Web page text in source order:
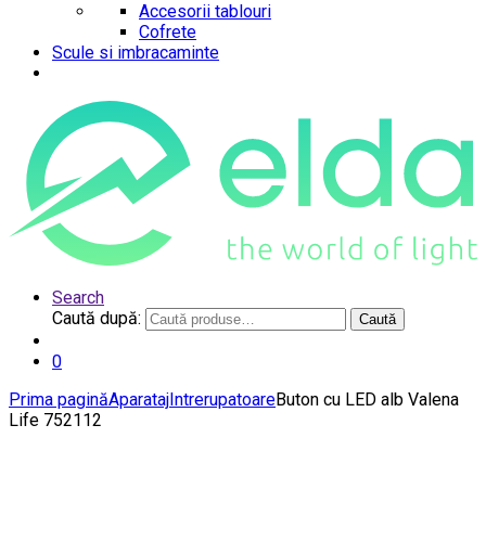
Accesorii tablouri
Cofrete
Scule si imbracaminte
Search
Caută după:
Caută
0
Prima paginăAparatajIntrerupatoareButon cu LED alb Valena
Life 752112